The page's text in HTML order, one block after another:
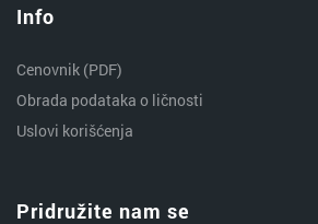
Info
Cenovnik (PDF)
Obrada podataka o ličnosti
Uslovi korišćenja
Pridružite nam se